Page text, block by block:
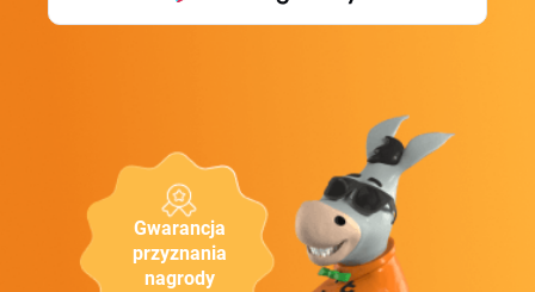
Gwarancja
przyznania
nagrody